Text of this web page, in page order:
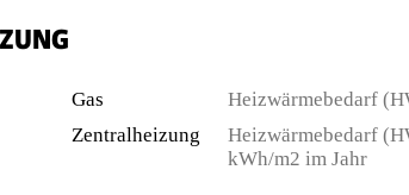
Gas
Zentralheizung
Heizwärmebedarf
Heizwärmebedarf
kWh/m2 im Jahr